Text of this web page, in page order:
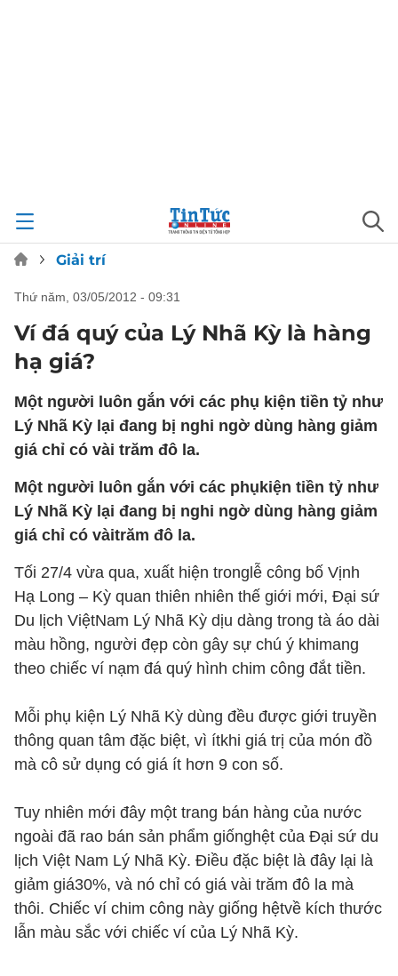
Giải trí
thứ năm, 03/05/2012 - 09:31
Ví đá quý của Lý Nhã Kỳ là hàng
hạ giá?
Một người luôn gắn với các phụ kiện tiền tỷ như
Lý Nhã Kỳ lại đang bị nghi ngờ dùng hàng giảm
giá chỉ có vài trăm đô la.
Một người luôn gắn với các phụkiện tiền tỷ như
Lý Nhã Kỳ lại đang bị nghi ngờ dùng hàng giảm
giá chỉ có vàitrăm đô la.
Tối 27/4 vừa qua, xuất hiện tronglễ công bố Vịnh
Hạ Long – Kỳ quan thiên nhiên thế giới mới, Đại sứ
Du lịch ViệtNam Lý Nhã Kỳ dịu dàng trong tà áo dài
màu hồng, người đẹp còn gây sự chú ý khimang
theo chiếc ví nạm đá quý hình chim công đắt tiền.
Mỗi phụ kiện Lý Nhã Kỳ dùng đều được giới truyền
thông quan tâm đặc biệt, vì ítkhi giá trị của món đồ
mà cô sử dụng có giá ít hơn 9 con số.
Tuy nhiên mới đây một trang bán hàng của nước
ngoài đã rao bán sản phẩm giốnghệt của Đại sứ du
lịch Việt Nam Lý Nhã Kỳ. Điều đặc biệt là đây lại là
giảm giá30%, và nó chỉ có giá vài trăm đô la mà
thôi. Chiếc ví chim công này giống hệtvề kích thước
lẫn màu sắc với chiếc ví của Lý Nhã Kỳ.